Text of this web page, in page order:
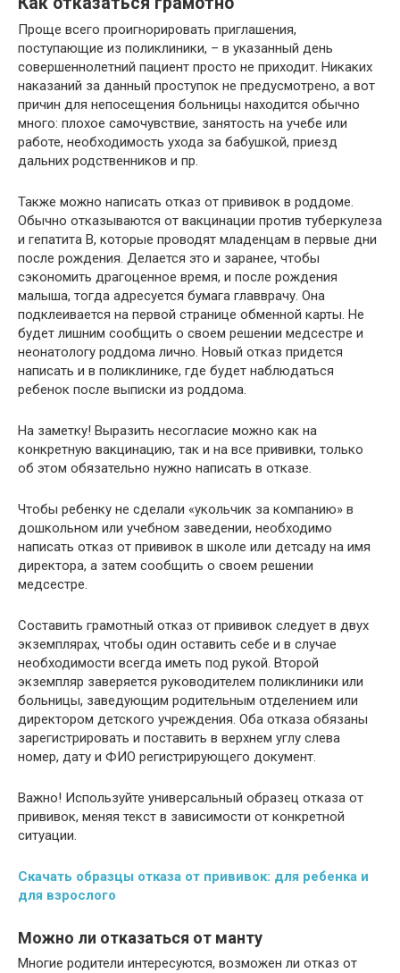
Проще всего проигнорировать приглашения,
поступающие из поликлиники, – в указанный день
совершеннолетний пациент просто не приходит. Никаких
наказаний за данный проступок не предусмотрено, а вот
причин для непосещения больницы находится обычно
много: плохое самочувствие, занятость на учебе или
работе, необходимость ухода за бабушкой, приезд
дальних родственников и пр.
Также можно написать отказ от прививок в роддоме.
Обычно отказываются от вакцинации против туберкулеза
и гепатита В, которые проводят младенцам в первые дни
после рождения. Делается это и заранее, чтобы
сэкономить драгоценное время, и после рождения
малыша, тогда адресуется бумага главврачу. Она
подклеивается на первой странице обменной карты. Не
будет лишним сообщить о своем решении медсестре и
неонатологу роддома лично. Новый отказ придется
написать и в поликлинике, где будет наблюдаться
ребенок после выписки из роддома.
На заметку! Выразить несогласие можно как на
конкретную вакцинацию, так и на все прививки, только
об этом обязательно нужно написать в отказе.
Чтобы ребенку не сделали «укольчик за компанию» в
дошкольном или учебном заведении, необходимо
написать отказ от прививок в школе или детсаду на имя
директора, а затем сообщить о своем решении
медсестре.
Составить грамотный отказ от прививок следует в двух
экземплярах, чтобы один оставить себе и в случае
необходимости всегда иметь под рукой. Второй
экземпляр заверяется руководителем поликлиники или
больницы, заведующим родительным отделением или
директором детского учреждения. Оба отказа обязаны
зарегистрировать и поставить в верхнем углу слева
номер, дату и ФИО регистрирующего документ.
Важно! Используйте универсальный образец отказа от
прививок, меняя текст в зависимости от конкретной
ситуации.
Скачать образцы отказа от прививок: для ребенка и
для взрослого
Можно ли отказаться от манту
Многие родители интересуются, возможен ли отказ от